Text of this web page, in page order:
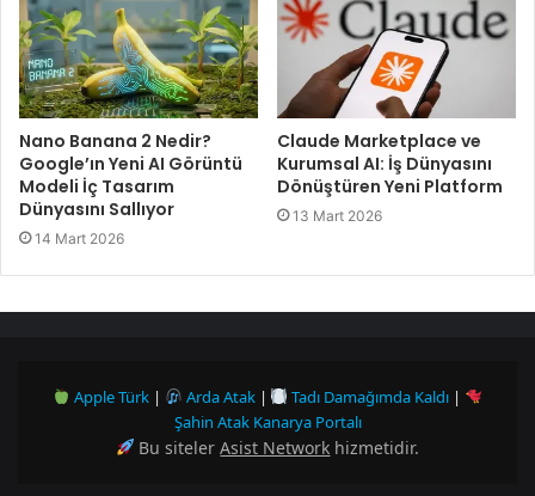
Nano Banana 2 Nedir?
Google’ın Yeni AI Görüntü
Modeli İç Tasarım
Dünyasını Sallıyor
14 Mart 2026
Claude Marketplace ve
Kurumsal AI: İş Dünyasını
Dönüştüren Yeni Platform
13 Mart 2026
Apple Türk| Arda Atak| Tadı Damağımda Kaldı |
Şahin Atak Kanarya Portalı
Bu sitelerAsist Network hizmetidir.